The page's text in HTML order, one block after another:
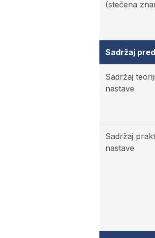
(stečena
Sadržaj
Sadržaj
nastave
Sadržaj
nastave